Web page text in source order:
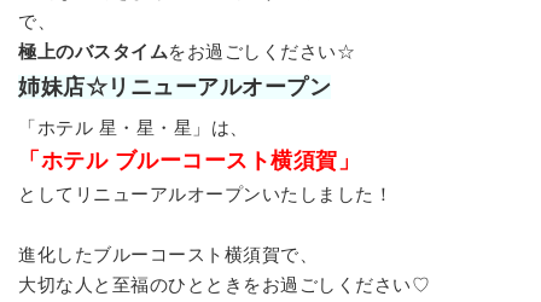
で、
極上のバスタイムをお過ごしください☆
姉妹店☆リニューアルオープン
「ホテル 星・星・星」は、
「ホテル ブルーコースト横須賀」
としてリニューアルオープンいたしました！
進化したブルーコースト横須賀で、
大切な人と至福のひとときをお過ごしください♡